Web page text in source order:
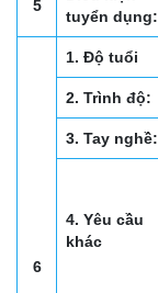
5
tuyển dụng:
6
1. Độ tuổi
2. Trình độ:
3. Tay nghề:
4. Yêu cầu
khác